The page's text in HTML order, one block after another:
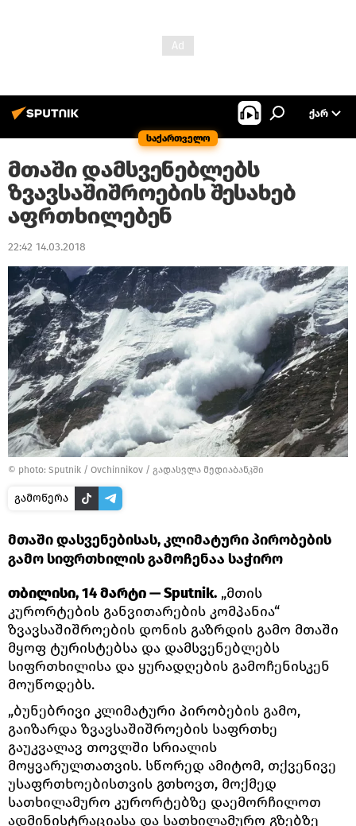
საქართველო
ᲥᲐᲠ
მთაში დამსვენებლებს
ზვავსაშიშროების შესახებ
აფრთხილებენ
22:42 14.03.2018
© photo: Sputnik / Ovchinnikov / გადასვლა მედიაბანკში
გამოწერა
მთაში დასვენებისას, კლიმატური პირობების
გამო სიფრთხილის გამოჩენაა საჭირო
თბილისი, 14 მარტი — Sputnik. „მთის
კურორტების განვითარების კომპანია“
ზვავსაშიშროების დონის გაზრდის გამო მთაში
მყოფ ტურისტებსა და დამსვენებლებს
სიფრთხილისა და ყურადღების გამოჩენისკენ
მოუწოდებს.
„ბუნებრივი კლიმატური პირობების გამო,
გაიზარდა ზვავსაშიშროების საფრთხე
გაუკვალავ თოვლში სრიალის
მოყვარულთათვის. სწორედ ამიტომ, თქვენივე
უსაფრთხოებისთვის გთხოვთ, მოქმედ
სათხილამურო კურორტებზე დაემორჩილოთ
ადმინისტრაციასა და სათხილამურო გზებზე